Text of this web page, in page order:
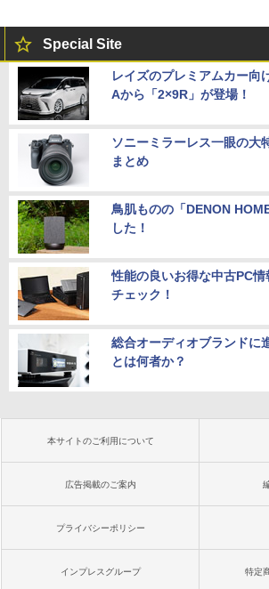
Special Site
レイズのプレミアムカー向
Aから「2×9R」が登場！
ソニーミラーレス一眼の大
まとめ
鳥肌ものの「DENON
した！
性能の良いお得な中古PC
チェック！
総合オーディオブランドに
とは何者か？
本サイトのご利用について
広告掲載のご案内
プライバシーポリシー
インプレスグループ 特定